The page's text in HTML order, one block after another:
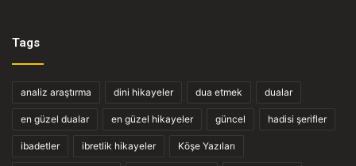
Tags
analiz araştırma dini hikayeler dua etmek dualar
en güzel dualar en güzel hikayeler güncel hadisi şerifler
ibadetler ibretlik hikayeler Köşe Yazıları